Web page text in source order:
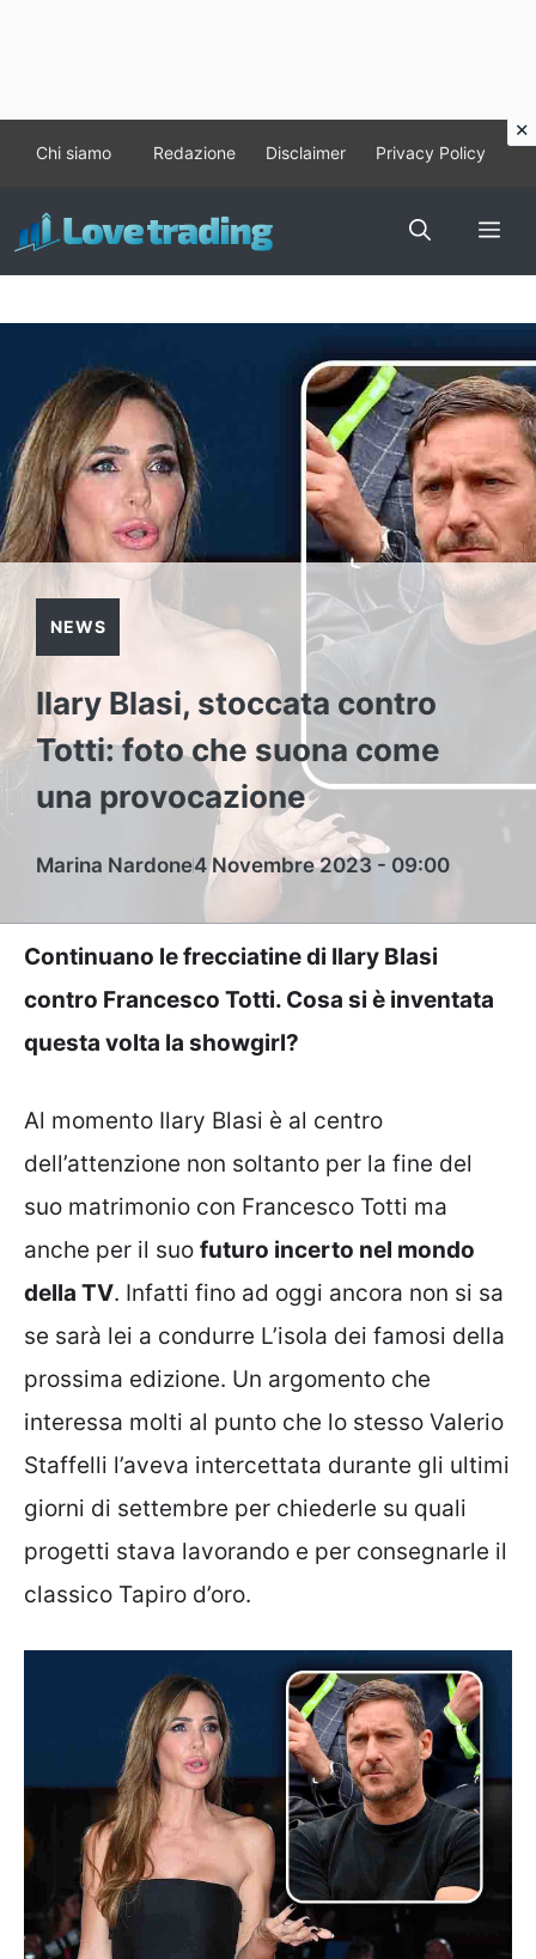
contenuto
Chi siamo Redazione Disclaimer Privacy Policy
NEWS
Ilary Blasi, stoccata contro
Totti: foto che suona come
una provocazione
Marina Nardone4 Novembre 2023 - 09:00
Continuano le frecciatine di Ilary Blasi
contro Francesco Totti. Cosa si è inventata
questa volta la showgirl?
Al momento Ilary Blasi è al centro
dell’attenzione non soltanto per la fine del
suo matrimonio con Francesco Totti ma
anche per il suo futuro incerto nel mondo
della TV. Infatti fino ad oggi ancora non si sa
se sarà lei a condurre L’isola dei famosi della
prossima edizione. Un argomento che
interessa molti al punto che lo stesso Valerio
Staffelli l’aveva intercettata durante gli ultimi
giorni di settembre per chiederle su quali
progetti stava lavorando e per consegnarle il
classico Tapiro d’oro.